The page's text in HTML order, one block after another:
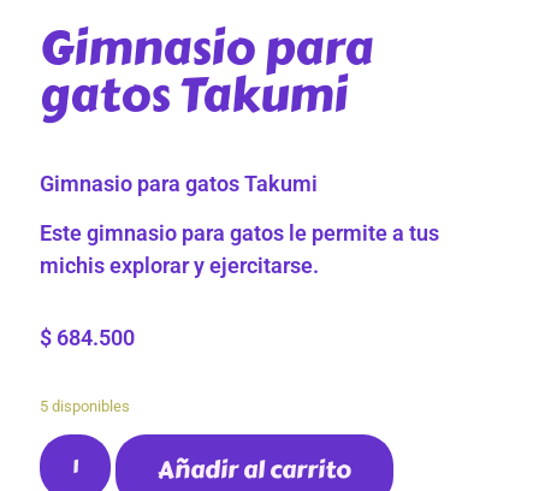
Gimnasio para
gatos Takumi
Gimnasio para gatos Takumi
Este gimnasio para gatos le permite a tus
michis explorar y ejercitarse.
$ 684.500
5 disponibles
Añadir al carrito